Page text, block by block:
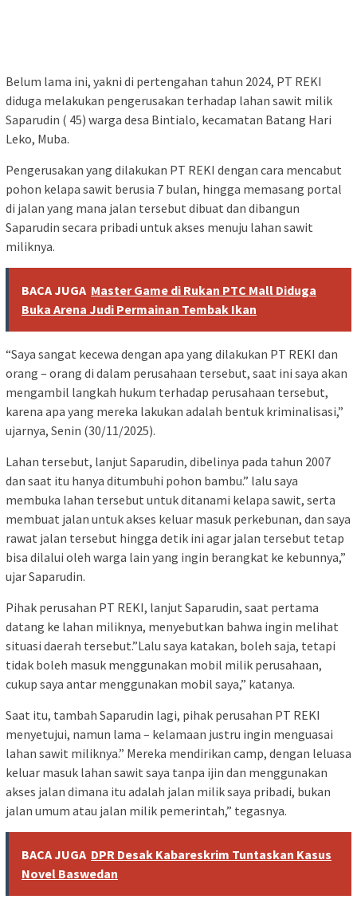
Belum lama ini, yakni di pertengahan tahun 2024, PT REKI
diduga melakukan pengerusakan terhadap lahan sawit milik
Saparudin ( 45) warga desa Bintialo, kecamatan Batang Hari
Leko, Muba.
Pengerusakan yang dilakukan PT REKI dengan cara mencabut
pohon kelapa sawit berusia 7 bulan, hingga memasang portal
di jalan yang mana jalan tersebut dibuat dan dibangun
Saparudin secara pribadi untuk akses menuju lahan sawit
miliknya.
BACA JUGA Master Game di Rukan PTC Mall Diduga
Buka Arena Judi Permainan Tembak Ikan
“Saya sangat kecewa dengan apa yang dilakukan PT REKI dan
orang – orang di dalam perusahaan tersebut, saat ini saya akan
mengambil langkah hukum terhadap perusahaan tersebut,
karena apa yang mereka lakukan adalah bentuk kriminalisasi,”
ujarnya, Senin (30/11/2025).
Lahan tersebut, lanjut Saparudin, dibelinya pada tahun 2007
dan saat itu hanya ditumbuhi pohon bambu.” lalu saya
membuka lahan tersebut untuk ditanami kelapa sawit, serta
membuat jalan untuk akses keluar masuk perkebunan, dan saya
rawat jalan tersebut hingga detik ini agar jalan tersebut tetap
bisa dilalui oleh warga lain yang ingin berangkat ke kebunnya,”
ujar Saparudin.
Pihak perusahan PT REKI, lanjut Saparudin, saat pertama
datang ke lahan miliknya, menyebutkan bahwa ingin melihat
situasi daerah tersebut.”Lalu saya katakan, boleh saja, tetapi
tidak boleh masuk menggunakan mobil milik perusahaan,
cukup saya antar menggunakan mobil saya,” katanya.
Saat itu, tambah Saparudin lagi, pihak perusahan PT REKI
menyetujui, namun lama – kelamaan justru ingin menguasai
lahan sawit miliknya.” Mereka mendirikan camp, dengan leluasa
keluar masuk lahan sawit saya tanpa ijin dan menggunakan
akses jalan dimana itu adalah jalan milik saya pribadi, bukan
jalan umum atau jalan milik pemerintah,” tegasnya.
BACA JUGA DPR Desak Kabareskrim Tuntaskan Kasus
Novel Baswedan